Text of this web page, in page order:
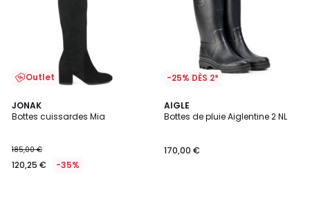
Outlet
JONAK
Bottes cuissardes Mia
185,00 €
120,25 € -35%
4,7
/ 5
-25% DÈS 2*
AIGLE
Bottes de pluie Aiglentine 2 NL
170,00 €